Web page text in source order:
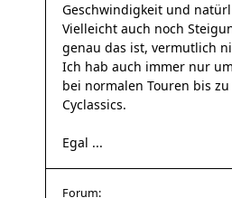
Geschwindigkeit und
Vielleicht auch noch
genau das ist, vermutlich
Ich hab auch immer nur
bei normalen Touren bis
Cyclassics.
Egal ...
Forum: